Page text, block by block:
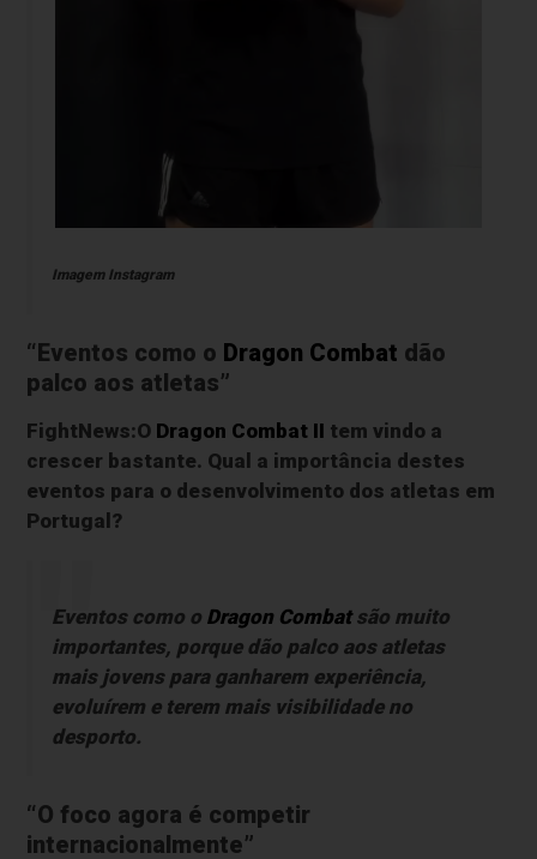
Imagem Instagram
“Eventos como o Dragon Combat dão
palco aos atletas”
FightNews:O Dragon Combat II tem vindo a
crescer bastante. Qual a importância destes
eventos para o desenvolvimento dos atletas em
Portugal?
Eventos como o Dragon Combatsão muito
importantes, porque dão palco aos atletas
mais jovens para ganharem experiência,
evoluírem e terem mais visibilidade no
desporto.
“O foco agora é competir
internacionalmente”